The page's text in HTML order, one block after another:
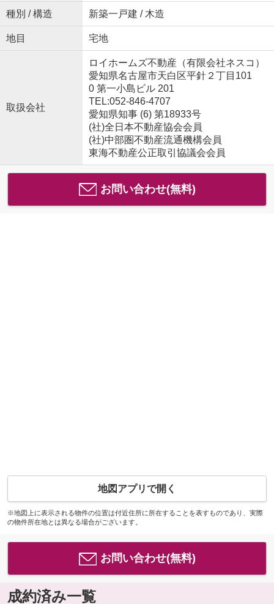
種別 / 構造 新築一戸建 / 木造
地目 宅地
取扱会社
ロイホームズ不動産（有限会社ネスコ）
愛知県名古屋市天白区平針２丁目101
0 第一小島ビル 201
TEL:052-846-4707
愛知県知事 (6) 第18933号
(社)全日本不動産協会会員
(社)中部圏不動産流通機構会員
東海不動産公正取引協議会会員
お問い合わせ(無料)
地図アプリで開く
※地図上に表示される物件の位置は付近住所に所在することを表すものであり、実際
の物件所在地とは異なる場合がございます。
お問い合わせ(無料)
成約済み一覧